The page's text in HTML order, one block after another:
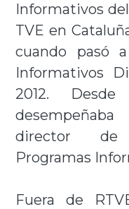
Informativos
TVE en
cuando pasó
Informativos
2012.
director de
Programas
Fuera de